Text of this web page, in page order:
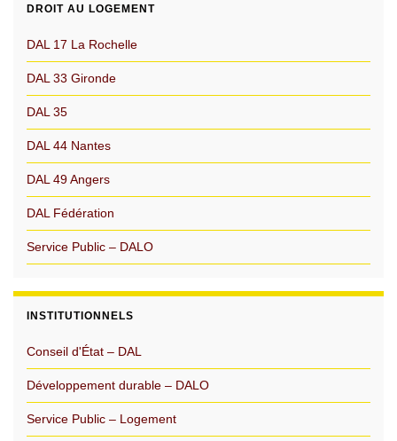
DROIT AU LOGEMENT
DAL 17 La Rochelle
DAL 33 Gironde
DAL 35
DAL 44 Nantes
DAL 49 Angers
DAL Fédération
Service Public – DALO
INSTITUTIONNELS
Conseil d'État – DAL
Développement durable – DALO
Service Public – Logement